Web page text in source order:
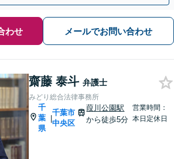
わせ メールでお問い合わせ
齋藤 泰斗 弁護士
みどり総合法律事務所
千
葉
県
|
千葉市
中央区
葭川公園駅
から徒歩5分
営業時間：
本日定休日